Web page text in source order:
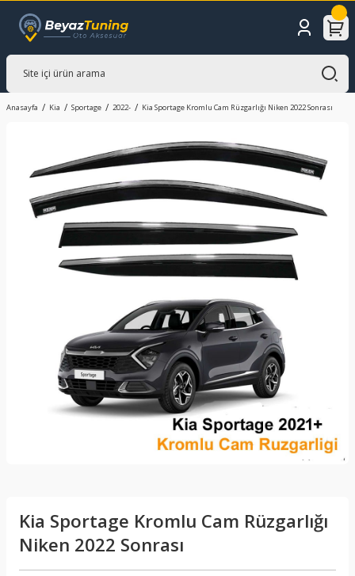
Anasayfa Kia Sportage 2022- Kia Sportage Kromlu Cam Rüzgarlığı Niken 2022 Sonrası
Kia Sportage Kromlu Cam Rüzgarlığı
Niken 2022 Sonrası